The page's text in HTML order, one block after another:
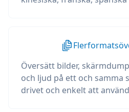
Översätt bilder,
och ljud på ett och samma
drivet och enkelt att